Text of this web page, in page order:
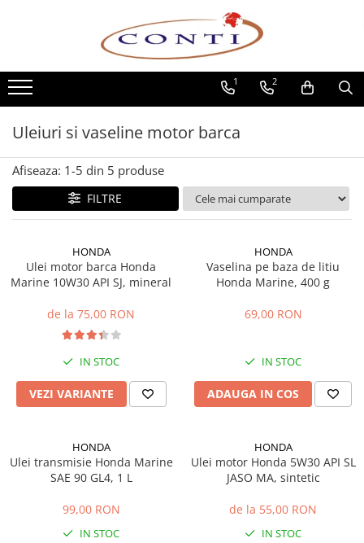
Toate Produsele
Casa si Gradina
Utilaje pentru gradina si accesorii
Atomizoare si Pulverizatoare
Despicatoare de lemne
Drujbe si fierastraie cu lant
Fierastraie pentru busteni
Foarfeci de gradina
Motocoase si accesorii
Motocositori
Sisteme combinate &
multifunctionale
Tocatoare de crengi si resturi
Tractoare si Utilaje agricole
Accesorii utilaje de gradina
Articole de bucatarie
Afumatoare
Aparate de vidat
1 2
Uleiuri si vaseline motor barca
Afiseaza: 1-5 din 5 produse
FILTRE
HONDA
Ulei motor barca Honda
Marine 10W30 API SJ, mineral
de la 75,00 RON
IN STOC
VEZI VARIANTE
HONDA
Vaselina pe baza de litiu
Honda Marine, 400 g
69,00 RON
IN STOC
ADAUGA IN COS
HONDA
Ulei transmisie Honda Marine
SAE 90 GL4, 1 L
99,00 RON
IN STOC
HONDA
Ulei motor Honda 5W30 API SL
JASO MA, sintetic
de la 55,00 RON
IN STOC